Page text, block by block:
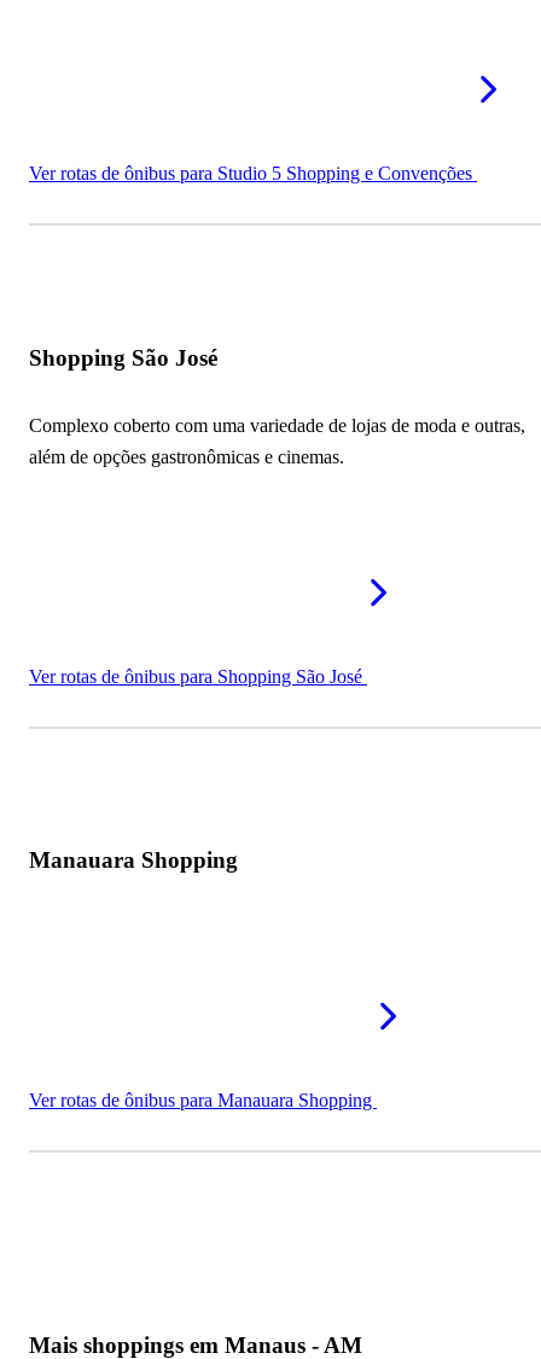
Ver rotas de ônibus para Studio 5 Shopping e Convenções
Shopping São José
Complexo coberto com uma variedade de lojas de moda e outras,
além de opções gastronômicas e cinemas.
Ver rotas de ônibus para Shopping São José
Manauara Shopping
Ver rotas de ônibus para Manauara Shopping
Mais shoppings em Manaus - AM